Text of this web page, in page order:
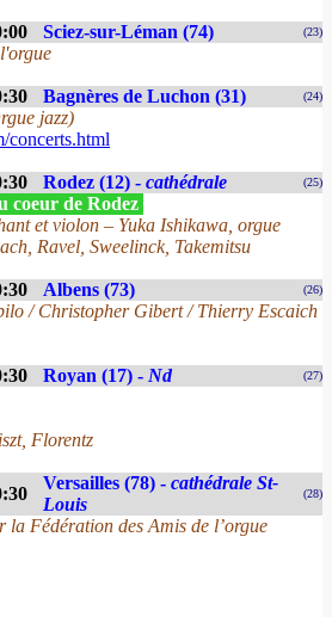
Sciez-sur-Léman (74) (23)
Bagnères de Luchon (31) (24)
jazz)
concerts.html
Rodez (12) - cathédrale (25)
coeur de Rodez
et violon – Yuka Ishikawa, orgue
Ravel, Sweelinck, Takemitsu
Albens (73) (26)
/ Christopher Gibert / Thierry Escaich
Royan (17) - Nd (27)
Florentz
Versailles (78) - cathédrale St-
Louis
(28)
la Fédération des Amis de l’orgue